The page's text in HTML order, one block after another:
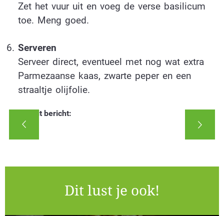
Zet het vuur uit en voeg de verse basilicum
toe. Meng goed.
Serveren
Serveer direct, eventueel met nog wat extra
Parmezaanse kaas, zwarte peper en een
straaltje olijfolie.
Deel dit bericht:
Dit lust je ook!